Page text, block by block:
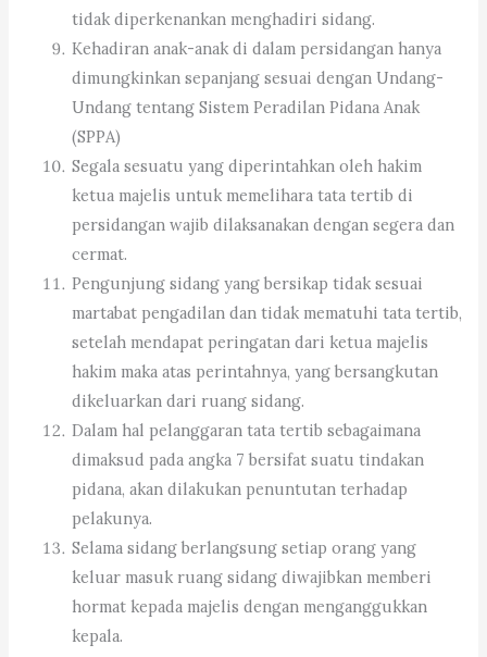
tidak diperkenankan menghadiri sidang.
Kehadiran anak-anak di dalam persidangan hanya
dimungkinkan sepanjang sesuai dengan Undang-
Undang tentang Sistem Peradilan Pidana Anak
(SPPA)
Segala sesuatu yang diperintahkan oleh hakim
ketua majelis untuk memelihara tata tertib di
persidangan wajib dilaksanakan dengan segera dan
cermat.
Pengunjung sidang yang bersikap tidak sesuai
martabat pengadilan dan tidak mematuhi tata tertib,
setelah mendapat peringatan dari ketua majelis
hakim maka atas perintahnya, yang bersangkutan
dikeluarkan dari ruang sidang.
Dalam hal pelanggaran tata tertib sebagaimana
dimaksud pada angka 7 bersifat suatu tindakan
pidana, akan dilakukan penuntutan terhadap
pelakunya.
Selama sidang berlangsung setiap orang yang
keluar masuk ruang sidang diwajibkan memberi
hormat kepada majelis dengan menganggukkan
kepala.